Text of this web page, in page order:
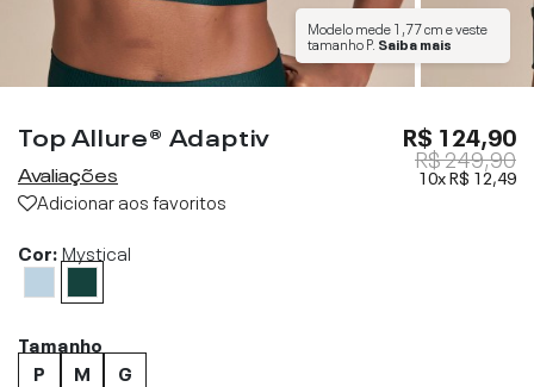
Modelo mede1,77 cme veste
tamanhoP. Saiba mais
Top Allure® Adaptiv
Avaliações
Adicionar aos favoritos
R$ 124,90
R$ 249,90
10xR$ 12,49
Cor:Mystical
Tamanho
P
M G